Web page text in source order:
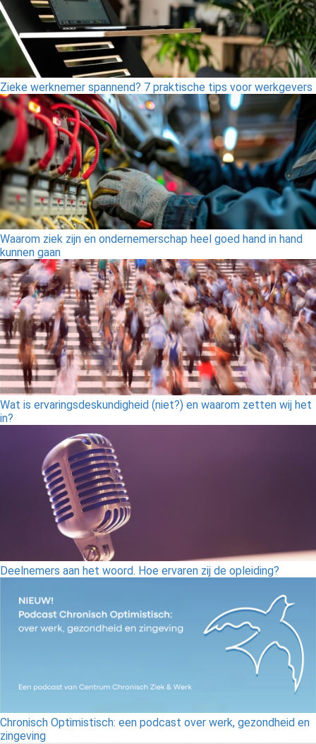
Zieke werknemer spannend? 7 praktische tips voor werkgevers
Waarom ziek zijn en ondernemerschap heel goed hand in hand
kunnen gaan
Wat is ervaringsdeskundigheid (niet?) en waarom zetten wij het
in?
Deelnemers aan het woord. Hoe ervaren zij de opleiding?
Chronisch Optimistisch: een podcast over werk, gezondheid en
zingeving